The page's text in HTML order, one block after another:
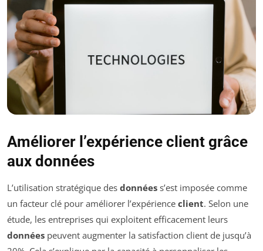
Améliorer l’expérience client grâce
aux données
L’utilisation stratégique des données s’est imposée comme
un facteur clé pour améliorer l’expérience client. Selon une
étude, les entreprises qui exploitent efficacement leurs
données peuvent augmenter la satisfaction client de jusqu’à